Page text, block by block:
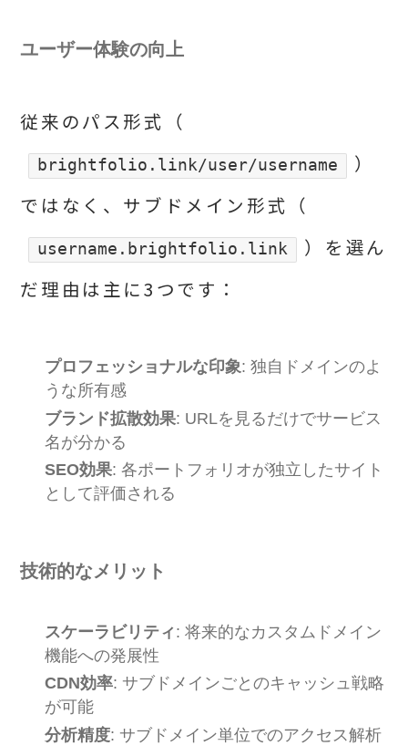
ユーザー体験の向上
従来のパス形式（
brightfolio.link/user/username
）
ではなく、サブドメイン形式（
username.brightfolio.link
）を選ん
だ理由は主に3つです：
プロフェッショナルな印象: 独自ドメインのよ
うな所有感
ブランド拡散効果: URLを見るだけでサービス
名が分かる
SEO効果: 各ポートフォリオが独立したサイト
として評価される
技術的なメリット
スケーラビリティ : 将来的なカスタムドメイン
機能への発展性
CDN効率: サブドメインごとのキャッシュ戦略
が可能
分析精度: サブドメイン単位でのアクセス解析